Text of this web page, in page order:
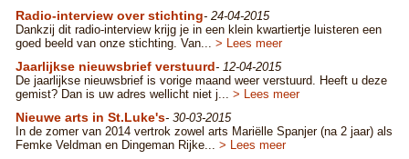
Radio-interview over stichting- 24-04-2015
Dankzij dit radio-interview krijg je in een klein kwartiertje luisteren een
goed beeld van onze stichting. Van... > Lees meer
Jaarlijkse nieuwsbrief verstuurd- 12-04-2015
De jaarlijkse nieuwsbrief is vorige maand weer verstuurd. Heeft u deze
gemist? Dan is uw adres wellicht niet j... > Lees meer
Nieuwe arts in St.Luke's- 30-03-2015
In de zomer van 2014 vertrok zowel arts Mariëlle Spanjer (na 2 jaar) als
Femke Veldman en Dingeman Rijke... > Lees meer